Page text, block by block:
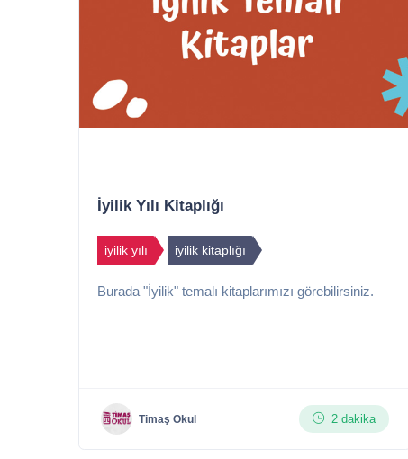
İyilik Yılı Kitaplığı
iyilik yılı iyilik kitaplığı
Burada "İyilik" temalı kitaplarımızı görebilirsiniz.
Timaş Okul 2 dakika